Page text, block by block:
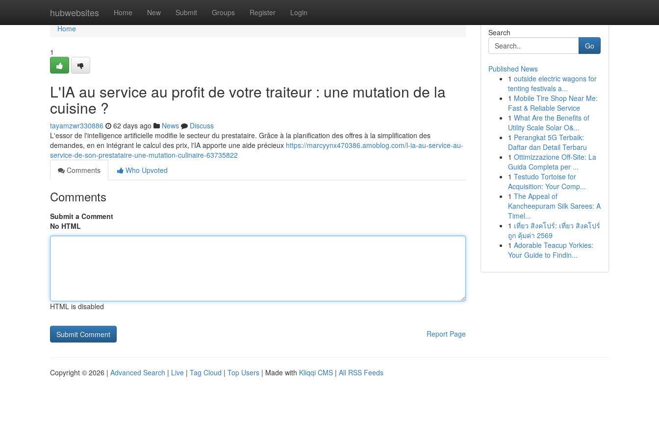
hubwebsites Home New Submit Groups Register Login
Home
Home
1
L'IA au service au profit de votre traiteur : une mutation de la
cuisine ?
tayamzwr330886 62 days ago News
Discuss
L'essor de l'intelligence artificielle modifie le secteur du prestataire. Grâce à la planification des offres à la simplification des
demandes, en en intégrant le calcul des prix, l'IA apporte une aide précieux https://marcyynx470386.amoblog.com/l-ia-au-service-au-
service-de-son-prestataire-une-mutation-culinaire-63735822
Comments
Who Upvoted
Comments
Submit a Comment
No HTML
HTML is disabled
Report Page
Search
Go
Published News
1 outside electric wagons for
tenting festivals a...
1 Mobile Tire Shop Near Me:
Fast & Reliable Service
1 What Are the Benefits of
Utility Scale Solar O&...
1 Perangkat 5G Terbaik:
Daftar dan Detail Terbaru
1 Ottimizzazione Off-Site: La
Guida Completa per ...
1 Testudo Tortoise for
Acquisition: Your Comp...
1 The Appeal of
Kancheepuram Silk Sarees: A
Timel...
1 เที่ยว สิงคโปร์: เที่ยว สิงคโปร์
ถูก คุ้มค่า 2569
1 Adorable Teacup Yorkies:
Your Guide to Findin...
Copyright © 2026 | Advanced Search | Live | Tag Cloud | Top Users | Made with Kliqqi CMS | All RSS Feeds